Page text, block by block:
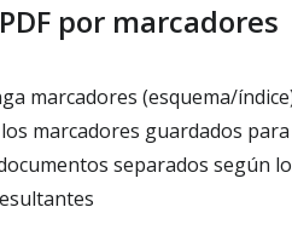
por marcadores
marcadores (esquema/
marcadores guardados
separados según